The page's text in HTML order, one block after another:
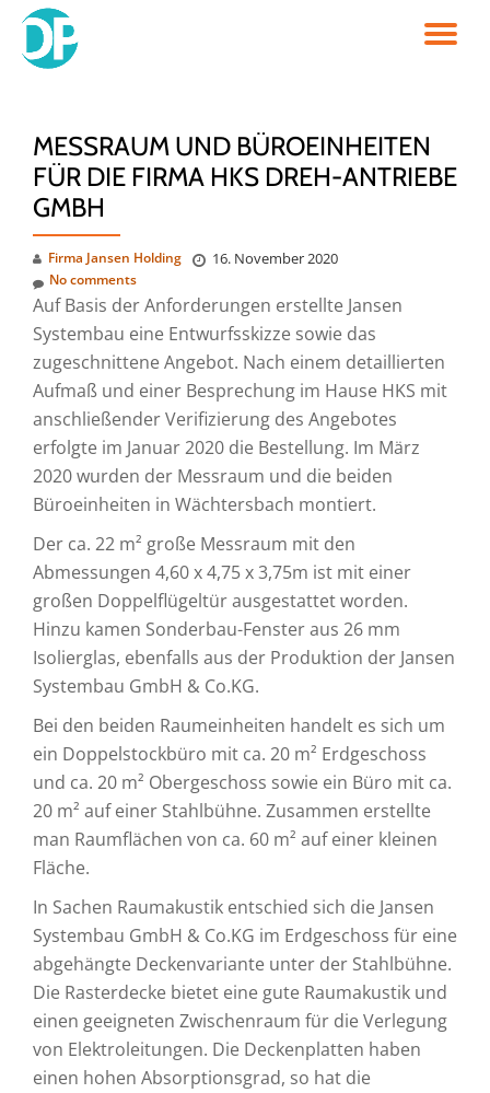
Skip
MESSRAUM UND BÜROEINHEITEN
FÜR DIE FIRMA HKS DREH-ANTRIEBE
GMBH
Firma Jansen Holding 16. November 2020
No comments
Auf Basis der Anforderungen erstellte Jansen
Systembau eine Entwurfsskizze sowie das
zugeschnittene Angebot. Nach einem detaillierten
Aufmaß und einer Besprechung im Hause HKS mit
anschließender Verifizierung des Angebotes
erfolgte im Januar 2020 die Bestellung. Im März
2020 wurden der Messraum und die beiden
Büroeinheiten in Wächtersbach montiert.
Der ca. 22 m² große Messraum mit den
Abmessungen 4,60 x 4,75 x 3,75m ist mit einer
großen Doppelflügeltür ausgestattet worden.
Hinzu kamen Sonderbau-Fenster aus 26 mm
Isolierglas, ebenfalls aus der Produktion der Jansen
Systembau GmbH & Co.KG.
Bei den beiden Raumeinheiten handelt es sich um
ein Doppelstockbüro mit ca. 20 m² Erdgeschoss
und ca. 20 m² Obergeschoss sowie ein Büro mit ca.
20 m² auf einer Stahlbühne. Zusammen erstellte
man Raumflächen von ca. 60 m² auf einer kleinen
Fläche.
In Sachen Raumakustik entschied sich die Jansen
Systembau GmbH & Co.KG im Erdgeschoss für eine
abgehängte Deckenvariante unter der Stahlbühne.
Die Rasterdecke bietet eine gute Raumakustik und
einen geeigneten Zwischenraum für die Verlegung
von Elektroleitungen. Die Deckenplatten haben
einen hohen Absorptionsgrad, so hat die